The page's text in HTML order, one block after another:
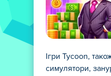
Ігри Tycoon,
симулятори,